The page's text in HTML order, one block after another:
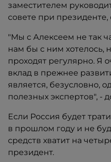
заместителем
совете при
"Мы с Алексеем не так
нам бы с ним хотелось,
проходят регулярно. Я
вклад в прежнее
является, безусловно,
полезных экспертов", -
Если Россия будет
в прошлом году и не
средств хватит на
президент.